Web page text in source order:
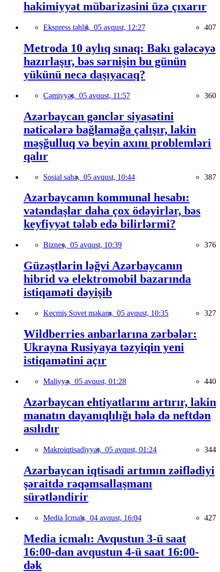
hakimiyyət mübarizəsini üzə çıxarır
Ekspress təhlil, 05 avqust, 12:27 407
Metroda 10 aylıq sınaq: Bakı gələcəyə
hazırlaşır, bəs sərnişin bu günün
yükünü necə daşıyacaq?
Cəmiyyət, 05 avqust, 11:57 360
Azərbaycan gənclər siyasətini
nəticələrə bağlamağa çalışır, lakin
məşğulluq və beyin axını problemləri
qalır
Sosial sahə, 05 avqust, 10:44 387
Azərbaycanın kommunal hesabı:
vətəndaşlar daha çox ödəyirlər, bəs
keyfiyyət tələb edə bilirlərmi?
Biznes, 05 avqust, 10:39 376
Güzəştlərin ləğvi Azərbaycanın
hibrid və elektromobil bazarında
istiqaməti dəyişib
Keçmiş Sovet məkanı, 05 avqust, 10:35 327
Wildberries anbarlarına zərbələr:
Ukrayna Rusiyaya təzyiqin yeni
istiqamətini açır
Maliyyə, 05 avqust, 01:28 440
Azərbaycan ehtiyatlarını artırır, lakin
manatın dayanıqlılığı hələ də neftdən
asılıdır
Makroiqtisadiyyat, 05 avqust, 01:24 344
Azərbaycan iqtisadi artımın zəiflədiyi
şəraitdə rəqəmsallaşmanı
sürətləndirir
Media İcmalı, 04 avqust, 16:04 427
Media icmalı: Avqustun 3-ü saat
16:00-dan avqustun 4-ü saat 16:00-
dək